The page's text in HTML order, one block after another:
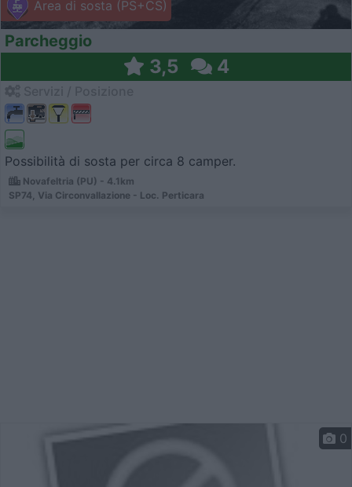
Area di sosta (PS+CS)
Parcheggio
3,5 4
Possibilità di sosta per circa 8 camper.
Novafeltria (PU) - 4.1km
SP74, Via Circonvallazione - Loc. Perticara
0